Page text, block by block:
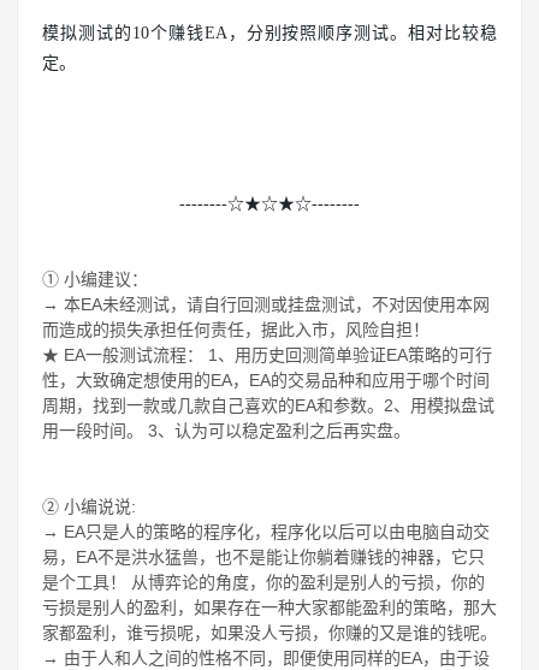
模拟测试的10个赚钱EA，分别按照顺序测试。相对比较稳
定。
--------☆★☆★☆--------
① 小编建议：
→ 本EA未经测试，请自行回测或挂盘测试，不对因使用本网
而造成的损失承担任何责任，据此入市，风险自担！
★ EA一般测试流程： 1、用历史回测简单验证EA策略的可行
性，大致确定想使用的EA，EA的交易品种和应用于哪个时间
周期，找到一款或几款自己喜欢的EA和参数。2、用模拟盘试
用一段时间。 3、认为可以稳定盈利之后再实盘。
② 小编说说:
→ EA只是人的策略的程序化，程序化以后可以由电脑自动交
易，EA不是洪水猛兽，也不是能让你躺着赚钱的神器，它只
是个工具！ 从博弈论的角度，你的盈利是别人的亏损，你的
亏损是别人的盈利，如果存在一种大家都能盈利的策略，那大
家都盈利，谁亏损呢，如果没人亏损，你赚的又是谁的钱呢。
→ 由于人和人之间的性格不同，即便使用同样的EA，由于设